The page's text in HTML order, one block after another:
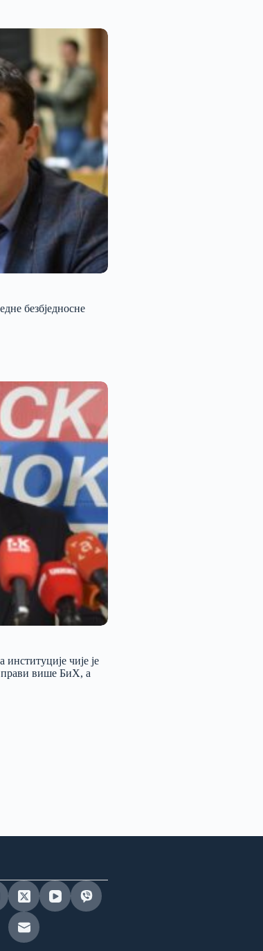
безбједносне
чије је
више БиХ, а